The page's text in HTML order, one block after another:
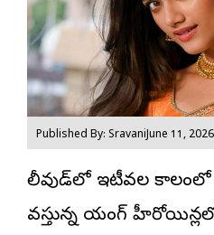
Published By: SravaniJune 11,
టాలీవుడ్‌లో ఇటీవల కాలంలో
వస్తున్న యంగ్